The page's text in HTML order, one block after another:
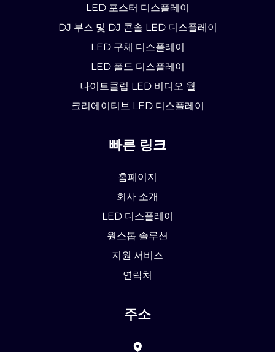
LED 포스터 디스플레이
DJ 부스 및 DJ 콘솔 LED 디스플레이
LED 구체 디스플레이
LED 폴드 디스플레이
나이트클럽 LED 비디오 월
크리에이티브 LED 디스플레이
빠른 링크
홈페이지
회사 소개
LED 디스플레이
원스톱 솔루션
지원 서비스
연락처
주소